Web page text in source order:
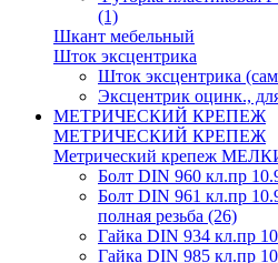
(1)
Шкант мебельный
Шток эксцентрика
Шток эксцентрика
Эксцентрик оцинк.,
МЕТРИЧЕСКИЙ КРЕПЕЖ
МЕТРИЧЕСКИЙ КРЕПЕЖ
Метрический крепеж
Болт DIN 960 кл.пр
Болт DIN 961 кл.пр
полная резьба (26)
Гайка DIN 934 кл.пр
Гайка DIN 985 кл.пр